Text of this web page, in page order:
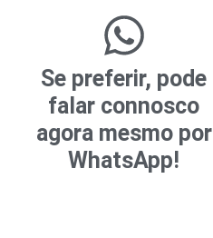
Se preferir, pode
falar connosco
agora mesmo por
WhatsApp!